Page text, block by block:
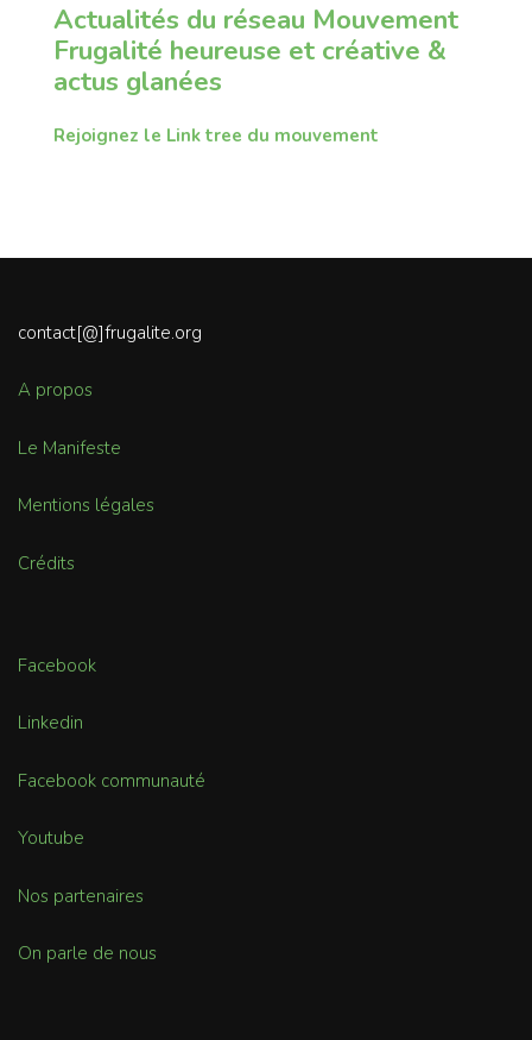
Actualités du réseau Mouvement
Frugalité heureuse et créative &
actus glanées
Rejoignez le Link tree du mouvement
contact[@]frugalite.org
A propos
Le Manifeste
Mentions légales
Crédits
Facebook
Linkedin
Facebook communauté
Youtube
Nos partenaires
On parle de nous